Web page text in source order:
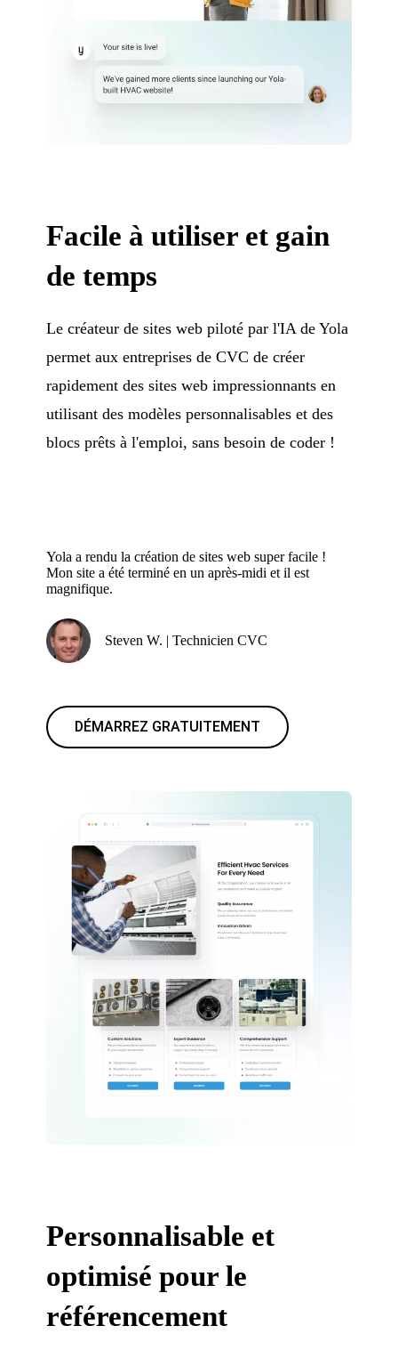
Facile à utiliser et gain
de temps
Le créateur de sites web piloté par l'IA de Yola
permet aux entreprises de CVC de créer
rapidement des sites web impressionnants en
utilisant des modèles personnalisables et des
blocs prêts à l'emploi, sans besoin de coder !
Yola a rendu la création de sites web super facile !
Mon site a été terminé en un après-midi et il est
magnifique.
Steven W. | Technicien CVC
DÉMARREZ GRATUITEMENT
Personnalisable et
optimisé pour le
référencement